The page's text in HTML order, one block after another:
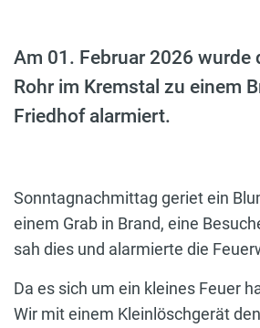
Am 01. Februar 2026 wurde
Rohr im Kremstal zu einem
Friedhof alarmiert.
Sonntagnachmittag geriet ein
einem Grab in Brand, eine
sah dies und alarmierte die
Da es sich um ein kleines Feuer
Wir mit einem Kleinlöschgerät